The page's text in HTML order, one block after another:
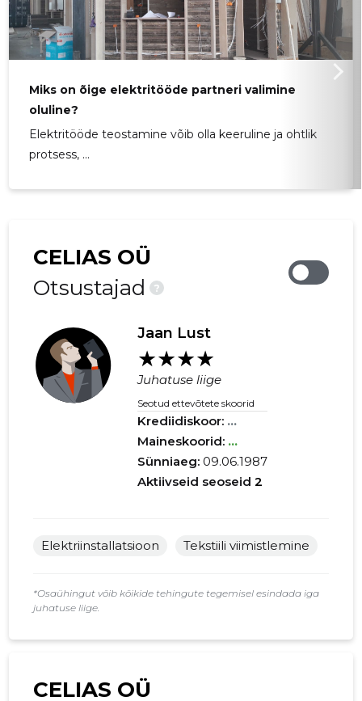
Miks on õige elektritööde partneri valimine
oluline?
Elektritööde teostamine võib olla keeruline ja ohtlik
protsess, ...
CELIAS OÜ
Otsustajad
?
Jaan Lust
★★★★
Juhatuse liige
Seotud ettevõtete skoorid
Krediidiskoor: ...
Maineskoorid: ...
Sünniaeg:09.06.1987
Aktiivseid seoseid 2
Elektriinstallatsioon Tekstiili viimistlemine
*Osaühingut võib kõikide tehingute tegemisel esindada iga
juhatuse liige.
CELIAS OÜ